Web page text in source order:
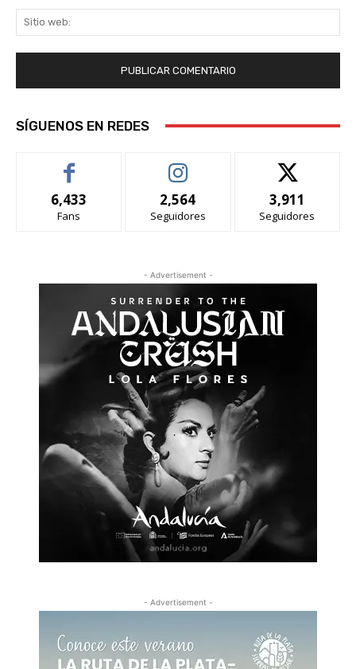
SÍGUENOS EN REDES
6,433
Fans
2,564
Seguidores
3,911
Seguidores
- Advertisement -
- Advertisement -